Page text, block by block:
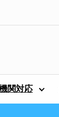
関対応